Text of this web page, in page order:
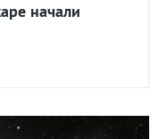
начали